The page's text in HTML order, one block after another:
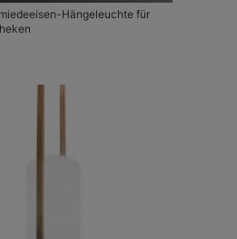
Hängeleuchte für